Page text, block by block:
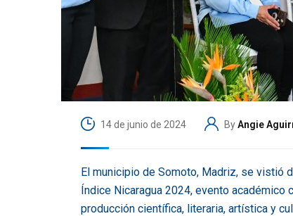
14 de junio de 2024 ByAngie
El municipio de Somoto, Madriz, se vistió
Índice Nicaragua 2024, evento
producción científica, literaria, artística y